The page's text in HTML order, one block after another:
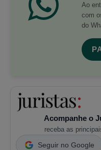
Ao
com
do
Acompanhe o
receba as
Seguir no Google